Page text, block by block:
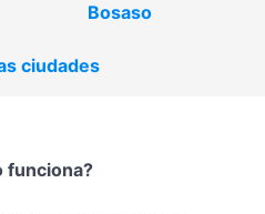
Bosaso
ciudades
funciona?